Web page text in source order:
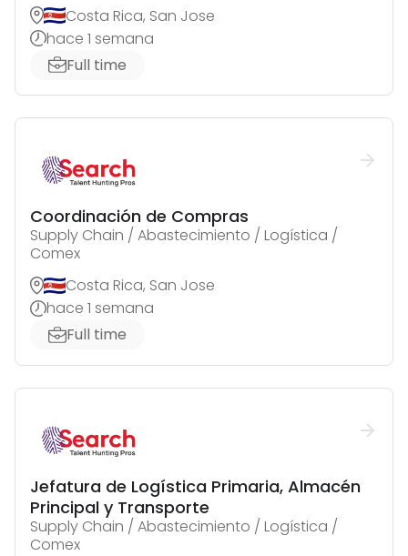
Costa Rica, San Jose
hace 1 semana
Full time
Coordinación de Compras
Supply Chain / Abastecimiento / Logística /
Comex
Costa Rica, San Jose
hace 1 semana
Full time
Jefatura de Logística Primaria, Almacén
Principal y Transporte
Supply Chain / Abastecimiento / Logística /
Comex